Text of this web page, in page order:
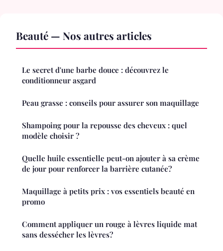
Beauté — Nos autres articles
Le secret d'une barbe douce : découvrez le
conditionneur asgard
Peau grasse : conseils pour assurer son maquillage
Shampoing pour la repousse des cheveux : quel
modèle choisir ?
Quelle huile essentielle peut-on ajouter à sa crème
de jour pour renforcer la barrière cutanée?
Maquillage à petits prix : vos essentiels beauté en
promo
Comment appliquer un rouge à lèvres liquide mat
sans dessécher les lèvres?